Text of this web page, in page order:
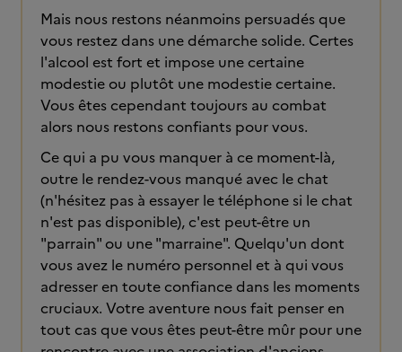
Mais nous restons néanmoins persuadés que
vous restez dans une démarche solide. Certes
l'alcool est fort et impose une certaine
modestie ou plutôt une modestie certaine.
Vous êtes cependant toujours au combat
alors nous restons confiants pour vous.
Ce qui a pu vous manquer à ce moment-là,
outre le rendez-vous manqué avec le chat
(n'hésitez pas à essayer le téléphone si le chat
n'est pas disponible), c'est peut-être un
"parrain" ou une "marraine". Quelqu'un dont
vous avez le numéro personnel et à qui vous
adresser en toute confiance dans les moments
cruciaux. Votre aventure nous fait penser en
tout cas que vous êtes peut-être mûr pour une